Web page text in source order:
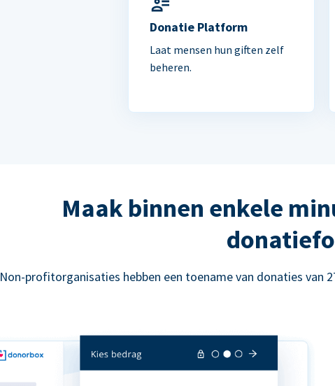
Donatie Platform
Laat mensen hun giften zelf
beheren.
Maak binnen enkele
Non-profitorganisaties hebben een toename van donaties van